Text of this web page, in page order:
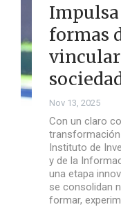
formas
Nov 13, 2025
Con un claro
Instituto de
y de la
una etapa
se consolidan
formar,